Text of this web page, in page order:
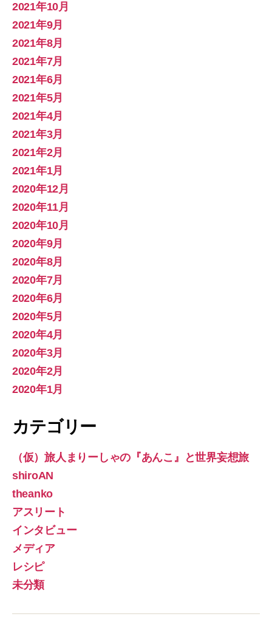
2021年10月
2021年9月
2021年8月
2021年7月
2021年6月
2021年5月
2021年4月
2021年3月
2021年2月
2021年1月
2020年12月
2020年11月
2020年10月
2020年9月
2020年8月
2020年7月
2020年6月
2020年5月
2020年4月
2020年3月
2020年2月
2020年1月
カテゴリー
（仮）旅人まりーしゃの『あんこ』と世界妄想旅
shiroAN
theanko
アスリート
インタビュー
メディア
レシピ
未分類